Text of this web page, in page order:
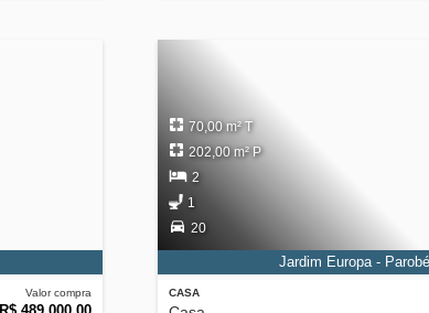
Valor compra CASA
70,00 m² T
202,00 m² P
2
1
20
Jardim Europa - Parobé